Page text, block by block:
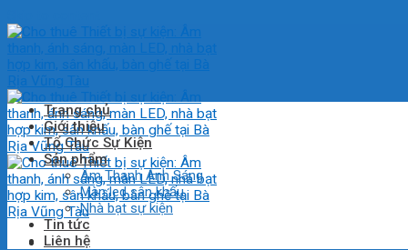
Trang chủ
Giới thiệu
Tổ Chức Sự Kiện
Sản phẩm
Âm Thanh Ánh Sáng
Màn led sân khấu
Nhà bạt sự kiện
Tin tức
Liên hệ